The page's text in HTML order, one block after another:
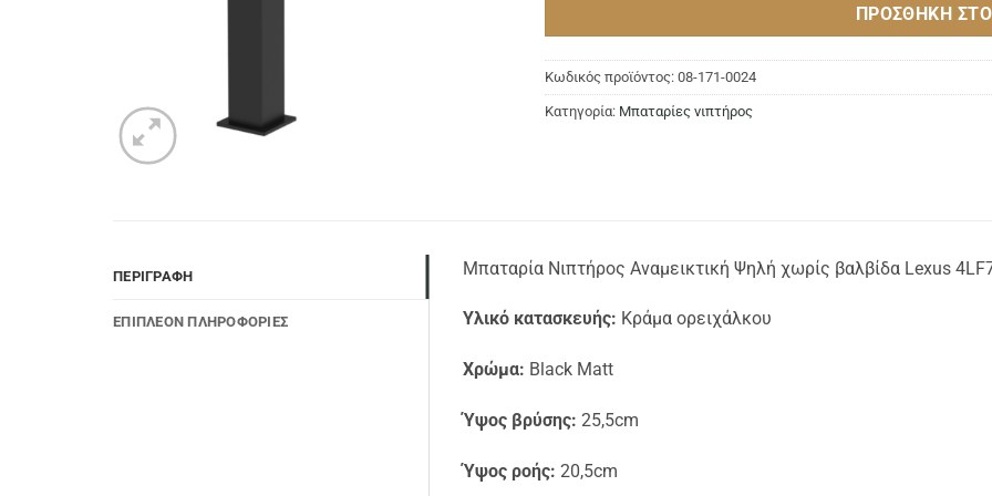
ΠΡΟΣΘΉΚΗ ΣΤΟ
Κωδικός προϊόντος: 08-171-0024
Κατηγορία: Μπαταρίες νιπτήρος
ΠΕΡΙΓΡΑΦΉ
ΕΠΙΠΛΈΟΝ ΠΛΗΡΟΦΟΡΊΕΣ
Μπαταρία Νιπτήρος Αναμεικτική Ψηλή χωρίς βαλβίδα Lexus
Υλικό κατασκευής: Κράμα ορειχάλκου
Χρώμα: Black Matt
Ύψος βρύσης: 25,5cm
Ύψος ροής: 20,5cm